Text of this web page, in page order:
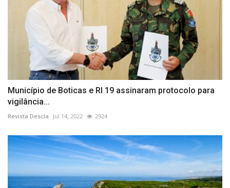
Município de Boticas e RI 19 assinaram protocolo para
vigilância...
Revista Descla Jul 14, 2022 2924